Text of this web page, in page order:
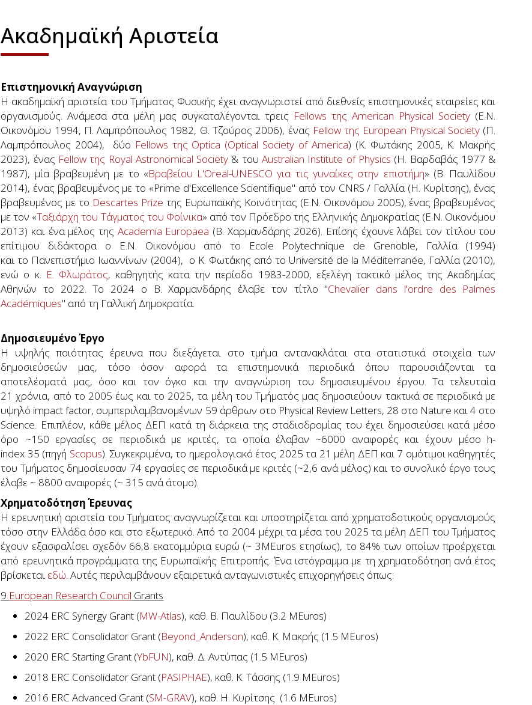
Ακαδημαϊκή Αριστεία
Επιστημονική Αναγνώριση
Η ακαδημαϊκή αριστεία του Τμήματος Φυσικής έχει αναγνωριστεί από διεθνείς επιστημονικές εταιρείες και
οργανισμούς. Ανάμεσα στα μέλη μας συγκαταλέγονται τρεις Fellows της American Physical Society (E.N.
Οικονόμου 1994, Π. Λαμπρόπουλος 1982, Θ. Τζούρος 2006), ένας Fellow της European Physical Society (Π.
Λαμπρόπουλος 2004), δύο Fellows της Optica (Optical Society of America) (Κ. Φωτάκης 2005, Κ. Μακρής
2023), ένας Fellow της Royal Astronomical Society & τουAustralian Institute of Physics (Η. Βαρδαβάς 1977 &
1987), μία βραβευμένη με το «Βραβείου L'Oreal-UNESCO για τις γυναίκες στην επιστήμη» (Β. Παυλίδου
2014), ένας βραβευμένος με το «Prime d'Excellence Scientifique" από τον CNRS / Γαλλία (H. Κυρίτσης), ένας
βραβευμένος με το Descartes Prize της Ευρωπαϊκής Κοινότητας (E.N. Οικονόμου 2005), ένας βραβευμένος
με τον «Ταξιάρχη του Τάγματος του Φοίνικα» από τον Πρόεδρο της Ελληνικής Δημοκρατίας (E.N. Οικονόμου
2013) και ένα μέλος της Academia Europaea (Β. Χαρμανδάρης 2026). Επίσης έχουνε λάβει τον τίτλου του
επίτιμου διδάκτορα ο Ε.Ν. Οικονόμου από το Ecole Polytechnique de Grenoble, Γαλλία (1994)
και το Πανεπιστήμιο Ιωαννίνων (2004), ο Κ. Φωτάκης από το Université de la Méditerranée, Γαλλία (2010),
ενώ ο κ. Ε. Φλωράτος, καθηγητής κατα την περίοδο 1983-2000, εξελέγη τακτικό μέλος της Ακαδημίας
Αθηνών το 2022. Το 2024 ο Β. Χαρμανδάρης έλαβε τον τίτλο "Chevalier dans l'ordre des Palmes
Académiques" από τη Γαλλική Δημοκρατία.
Δημοσιευμένο Έργο
Η υψηλής ποιότητας έρευνα που διεξάγεται στο τμήμα αντανακλάται στα στατιστικά στοιχεία των
δημοσιεύσεών μας, τόσο όσον αφορά τα επιστημονικά περιοδικά όπου παρουσιάζονται τα
αποτελέσματά μας, όσο και τον όγκο και την αναγνώριση του δημοσιευμένου έργου. Τα τελευταία
21 χρόνια, από το 2005 έως και το 2025, τα μέλη του Τμήματός μας δημοσιεύουν τακτικά σε περιοδικά με
υψηλό impact factor, συμπεριλαμβανομένων 59 άρθρων στο Physical Review Letters, 28 στο Nature και 4 στο
Science. Επιπλέον, κάθε μέλος ΔΕΠ κατά τη διάρκεια της σταδιοδρομίας του έχει δημοσιεύσει κατά μέσο
όρο ~150 εργασίες σε περιοδικά με κριτές, τα οποία έλαβαν ~6000 αναφορές και έχουν μέσο h-
index 35 (πηγή Scopus). Συγκεκριμένα, το ημερολογιακό έτος 2025 τα 21 μέλη ΔΕΠ και 7 ομότιμοι καθηγητές
του Τμήματος δημοσίευσαν 74 εργασίες σε περιοδικά με κριτές (~2,6 ανά μέλος) και το συνολικό έργο τους
έλαβε ~ 8800 αναφορές (~ 315 ανά άτομο).
Χρηματοδότηση Έρευνας
Η ερευνητική αριστεία του Τμήματος αναγνωρίζεται και υποστηρίζεται από χρηματοδοτικούς οργανισμούς
τόσο στην Ελλάδα όσο και στο εξωτερικό. Από το 2004 μέχρι τα μέσα του 2025 τα μέλη ΔΕΠ του Τμήματος
έχουν εξασφαλίσει σχεδόν 66,8 εκατομμύρια ευρώ (~ 3MEuros ετησίως), το 84% των οποίων προέρχεται
από ερευνητικά προγράμματα της Ευρωπαϊκής Επιτροπής. Ένα ιστόγραμμα με τη χρηματοδότηση ανά έτος
βρίσκεται εδώ. Αυτές περιλαμβάνουν εξαιρετικά ανταγωνιστικές επιχορηγήσεις όπως:
9 European Research Council Grants
2024 ERC Synergy Grant (MW-Atlas), καθ. Β. Παυλίδου (3.2 MEuros)
2022 ERC Consolidator Grant (Beyond_Anderson), καθ. K. Μακρής (1.5 MEuros)
2020 ERC Starting Grant (YbFUN), καθ. Δ. Αντύπας (1.5 MEuros)
2018 ERC Consolidator Grant (PASIPHAE), καθ. K. Τάσσης (1.9 MEuros)
2016 ERC Advanced Grant (SM-GRAV), καθ. Η. Κυρίτσης (1.6 MEuros)